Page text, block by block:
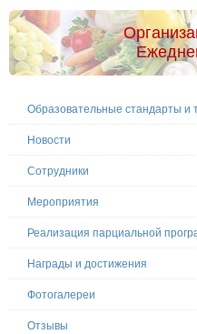
Образовательные стандарты и
Новости
Сотрудники
Мероприятия
Реализация парциальной
Награды и достижения
Фотогалереи
Отзывы